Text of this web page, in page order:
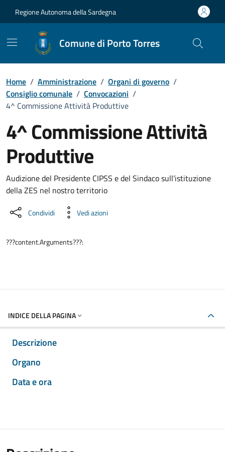
Regione Autonoma della Sardegna
Comune di Porto Torres
Home / Amministrazione / Organi di governo /
Consiglio comunale / Convocazioni /
4^ Commissione Attività Produttive
4^ Commissione Attività
Produttive
???portal.DettaglioConvocazione???
Audizione del Presidente CIPSS e del Sindaco sull'istituzione
della ZES nel nostro territorio
Condividi Vedi azioni
???content.Arguments???:
INDICE DELLA PAGINA
Descrizione
Organo
Data e ora